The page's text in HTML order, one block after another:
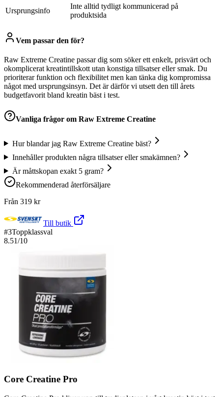
Ursprungsinfo
Inte alltid tydligt kommunicerad på
produktsida
Vem passar den för?
Raw Extreme Creatine passar dig som söker ett enkelt, prisvärt och
okomplicerat kreatintillskott utan konstiga tillsatser eller smak. Du
prioriterar funktion och flexibilitet men kan tänka dig kompromissa
något med ursprungsinsyn. Det är därför vi utsett den till årets
budgetfavorit bland kreatin bäst i test.
Vanliga frågor om Raw Extreme Creatine
Hur blandar jag Raw Extreme Creatine bäst?
Innehåller produkten några tillsatser eller smakämnen?
Är måttskopan exakt 5 gram?
Rekommenderad återförsäljare
Från 319 kr
Till butik
#3Toppklassval
8.51/10
Core Creatine Pro